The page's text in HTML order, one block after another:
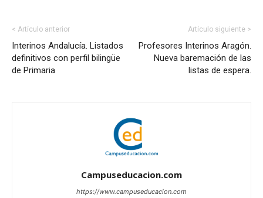
< Artículo anterior
Interinos Andalucía. Listados
definitivos con perfil bilingüe
de Primaria
Artículo siguiente >
Profesores Interinos Aragón.
Nueva baremación de las
listas de espera.
Campuseducacion.com
https://www.campuseducacion.com